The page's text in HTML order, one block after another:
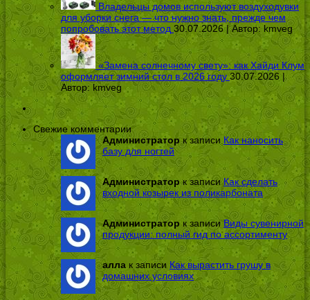
Владельцы домов используют воздуходувки
для уборки снега — что нужно знать, прежде чем
попробовать этот метод 30.07.2026 | Автор: kmveg
«Замена солнечному свету»: как Хайди Клум
оформляет зимний стол в 2026 году 30.07.2026 |
Автор: kmveg
Свежие комментарии
Администраторк записиКак наносить
базу для ногтей
Администраторк записиКак сделать
входной козырек из поликарбоната
Администратор к записиВиды сувенирной
продукции: полный гид по ассортименту
алла к записи Как вырастить грушу в
домашних условиях